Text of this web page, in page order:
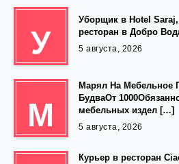
У
Уборщик в Hotel Saraj,
ресторан в Добро
5 августа, 2026
М
Марял На Мебельное
БудваОт
мебельных издел […]
5 августа, 2026
Курьер в ресторан